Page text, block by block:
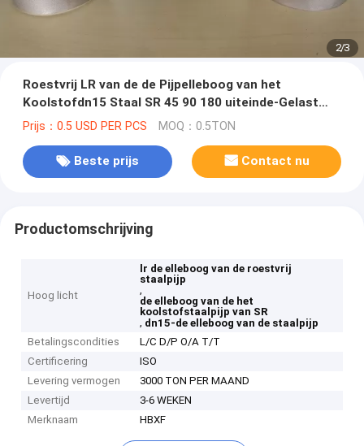
2/3
Roestvrij LR van de de Pijpelleboog van het
Koolstofdn15 Staal SR 45 90 180 uiteinde-Gelast
Naadloos
Prijs：0.5 USD PER PCS MOQ：0.5TON
Beste prijs Contact nu
Productomschrijving
Hoog licht
lr de elleboog van de roestvrij
staalpijp
,
de elleboog van de het
koolstofstaalpijp van SR
, dn15-de elleboog van de staalpijp
Betalingscondities
L/C D/P O/A T/T
Certificering
ISO
Levering vermogen
3000 TON PER MAAND
Levertijd
3-6 WEKEN
Merknaam
HBXF